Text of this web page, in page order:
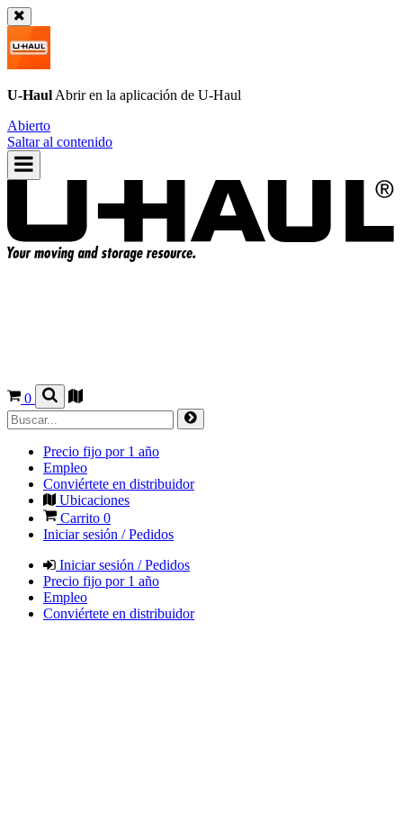
U-Haul Abrir en la aplicación de U-Haul
Abierto
Saltar al contenido
0
Precio fijo por 1 año
Empleo
Conviértete en distribuidor
Ubicaciones
Carrito 0
Iniciar sesión / Pedidos
Iniciar sesión / Pedidos
Precio fijo por 1 año
Empleo
Conviértete en distribuidor